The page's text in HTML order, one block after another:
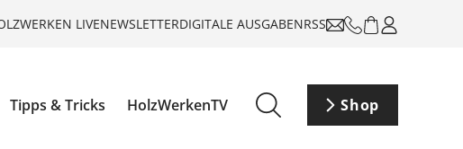
LIVENEWSLETTERDIGITALE AUSGABENRSS
Tipps & Tricks HolzWerkenTV Shop